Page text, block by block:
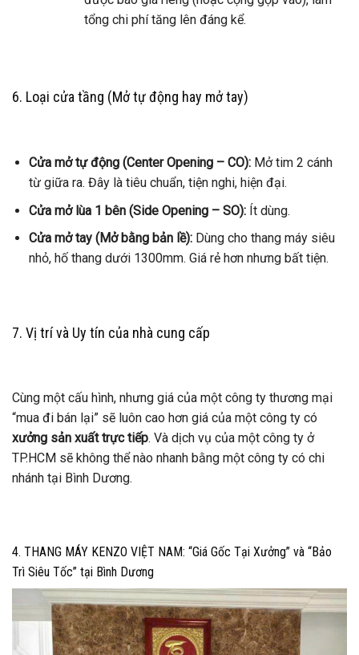
tổng chi phí tăng lên đáng kể.
6. Loại cửa tầng (Mở tự động hay mở tay)
Cửa mở tự động (Center Opening – CO):Mở tim 2 cánh
từ giữa ra. Đây là tiêu chuẩn, tiện nghi, hiện đại.
Cửa mở lùa 1 bên (Side Opening – SO):Ít dùng.
Cửa mở tay (Mở bằng bản lề):Dùng cho thang máy siêu
nhỏ, hố thang dưới 1300mm. Giá rẻ hơn nhưng bất tiện.
7. Vị trí và Uy tín của nhà cung cấp
Cùng một cấu hình, nhưng giá của một công ty thương mại
“mua đi bán lại” sẽ luôn cao hơn giá của một công ty có
xưởng sản xuất trực tiếp. Và dịch vụ của một công ty ở
TP.HCM sẽ không thể nào nhanh bằng một công ty có chi
nhánh tại Bình Dương.
4. THANG MÁY KENZO VIỆT NAM: “Giá Gốc Tại Xưởng” và “Bảo
Trì Siêu Tốc” tại Bình Dương